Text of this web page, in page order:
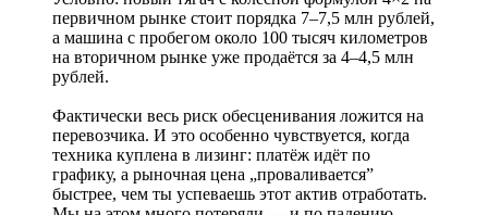
первичном рынке стоит порядка 7–7,5 млн рублей,
а машина с пробегом около 100 тысяч километров
на вторичном рынке уже продаётся за 4–4,5 млн
рублей.
Фактически весь риск обесценивания ложится на
перевозчика. И это особенно чувствуется, когда
техника куплена в лизинг: платёж идёт по
графику, а рыночная цена „проваливается”
быстрее, чем ты успеваешь этот актив отработать.